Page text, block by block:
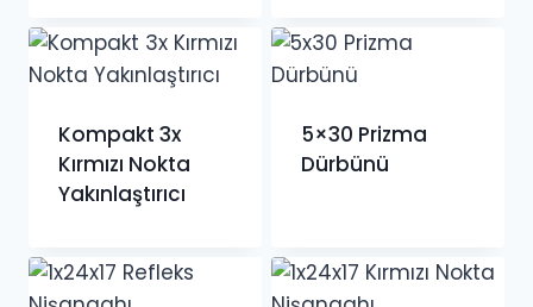
Kompakt 3x
Kırmızı Nokta
Yakınlaştırıcı
5×30 Prizma
Dürbünü